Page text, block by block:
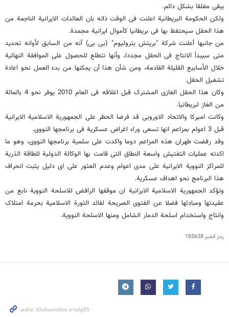
یبقى مغلقا بشکل دائم.
ولکن الحکومة البریطانیة اعلنت فی الوقت ذاته بان العائدات الایرانیة الناجمة من
هذا الحقل سیحتفظ بها فی بریطانیا کأموال ایرانیة مجمدة.
من جانبها أعلنت شرکة "بریتش بترولیوم" (بی بی) أنه من السابق لأوانه تحدید
متى سیبدأ الانتاج فی الحقل مجددا، وأنها تتطلع للحصول على الموافقة النهائیة
خلال الأسابیع القلیلة القادمة، ومن شأن هذا أن یمکنها من بدء العمل نحو اعادة
تشغیل الحقل.
وکان هذا الحقل الغازی المشترک قبل اغلاقه فی العام 2010 یوفر نحو 4 بالمائة
من الغاز لبریطانیا.
وکانت امیرکا والاتحاد الاوروبی قد فرضا الحظر على الجمهوریة الاسلامیة الایرانیة
قبل 3 اعوام بمزاعم انها تسعى وراء اغراض عسکریة فی برنامجها النووی.
وقد رفضت طهران هذه المزاعم دوما واکدت على سلمیة برنامجها النووی، وهو ما
اکدته عملیات التفتیش واسعة النطاق التی قامت بها الوکالة الدولیة للطاقة الذریة
للمراکز النوویة الایرانیة على مدى اعوام وعدم العثور على ای دلیل یثبت انحراف
هذا البرنامج نحو اهداف عسکریة.
وتؤکد الجمهوریة الاسلامیة الایرانیة ان موقفها الرافض للاسلحة النوویة نابع من
عقیدتها ومبادئها فضلا عن الفتوى الصریحة لقائد الثورة الاسلامیة بحرمة امتلاک
وانتاج واستخدام اسلحة الدمار الشامل ومنها الاسلحة النوویة.
رمز الخبر185638